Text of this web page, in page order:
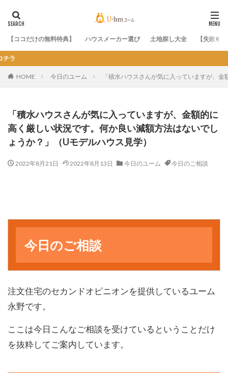
【ココだけの無料特典】 ハウスメーカー選び 土地探し大全 【失敗し
HOME 今日のユーム 「積水ハウスさんが気に入っていますが、
「積水ハウスさんが気に入っていますが、金額的に
高く厳しい状況です。何か良い減額方法はないでし
ょうか？」（Uモデルハウス見学）
2022年8月21日 2022年8月13日 今日のユーム 今日のご相談
今日のご相談
注文住宅のセカンドオピニオンを提供しているユーム
永野です。
ここは今日こんなご相談を受けているということだけ
を抜粋してご案内しています。